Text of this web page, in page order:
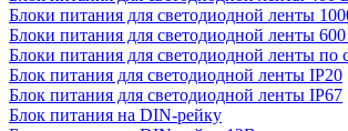
Блоки питания для светодиодной ленты
Блоки питания для светодиодной ленты
Блоки питания для светодиодной ленты по
Блок питания для светодиодной ленты IP20
Блок питания для светодиодной ленты IP67
Блок питания на DIN-рейку